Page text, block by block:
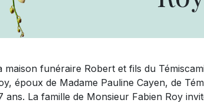
maison funéraire Robert et fils du
époux de Madame Pauline Cayen, de
ans. La famille de Monsieur Fabien Roy